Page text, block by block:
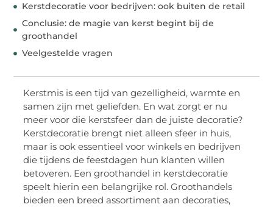
Kerstdecoratie voor bedrijven: ook buiten de retail
Conclusie: de magie van kerst begint bij de
groothandel
Veelgestelde vragen
Kerstmis is een tijd van gezelligheid, warmte en
samen zijn met geliefden. En wat zorgt er nu
meer voor die kerstsfeer dan de juiste decoratie?
Kerstdecoratie brengt niet alleen sfeer in huis,
maar is ook essentieel voor winkels en bedrijven
die tijdens de feestdagen hun klanten willen
betoveren. Een groothandel in kerstdecoratie
speelt hierin een belangrijke rol. Groothandels
bieden een breed assortiment aan decoraties,